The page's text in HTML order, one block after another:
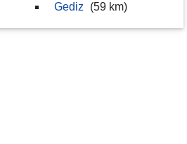
Gediz (59 km)